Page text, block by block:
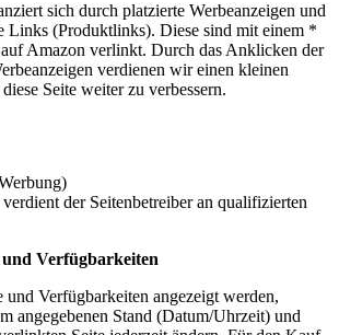
sich durch platzierte Werbeanzeigen und
Links (Produktlinks). Diese sind mit einem *
Amazon verlinkt. Durch das Anklicken der
verdienen wir einen kleinen
Seite weiter zu verbessern.
der Seitenbetreiber an qualifizierten
Verfügbarkeiten
und Verfügbarkeiten angezeigt werden,
angegebenen Stand (Datum/Uhrzeit) und